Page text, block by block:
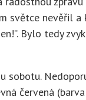
světce nevěřil
Bylo tedy
červená